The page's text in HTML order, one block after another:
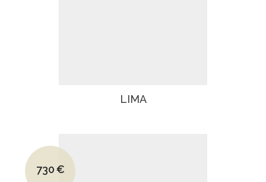
LIMA
Le prix initial était : 1045€.
730€